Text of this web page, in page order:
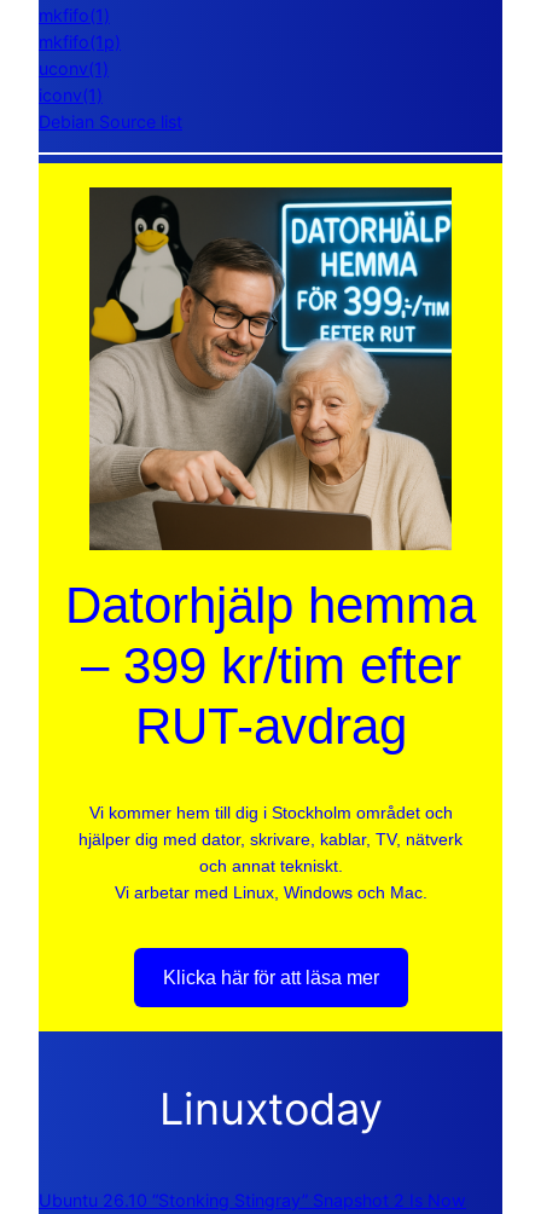
mkfifo(1)
mkfifo(1p)
uconv(1)
iconv(1)
Debian Source list
Datorhjälp hemma
– 399 kr/tim efter
RUT-avdrag
Vi kommer hem till dig i Stockholm området och
hjälper dig med dator, skrivare, kablar, TV, nätverk
och annat tekniskt.
Vi arbetar med Linux, Windows och Mac.
Klicka här för att läsa mer
Linuxtoday
Ubuntu 26.10 “Stonking Stingray” Snapshot 2 Is Now